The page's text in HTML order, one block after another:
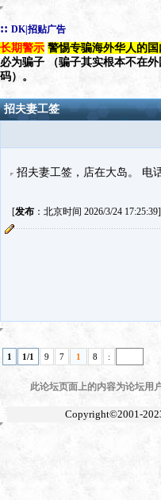
:: DK|招贴广告
长期警示 警惕专骗海外华人的
必为骗子 （骗子其实根本不在
码）。
招夫妻工签
招夫妻工签，店在大岛。 电
[发布：北京时间 2026/3/24 17:25:39]
1 1/1 9 7 1 8 :
此论坛页面上的内容为论坛用
Copyright©2001-